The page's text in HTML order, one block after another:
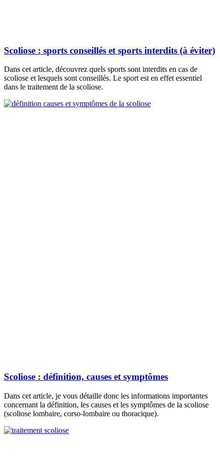
Scoliose : sports conseillés et sports interdits (à éviter)
Dans cet article, découvrez quels sports sont interdits en cas de
scoliose et lesquels sont conseillés. Le sport est en effet essentiel
dans le traitement de la scoliose.
Scoliose : définition, causes et symptômes
Dans cet article, je vous détaille donc les informations importantes
concernant la définition, les causes et les symptômes de la scoliose
(scoliose lombaire, corso-lombaire ou thoracique).